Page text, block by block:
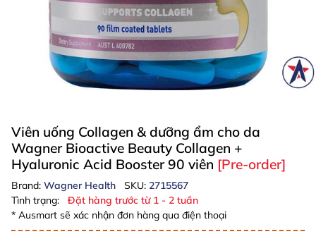
Viên uống Collagen & dưỡng ẩm cho da
Wagner Bioactive Beauty Collagen +
Hyaluronic Acid Booster 90 viên [Pre-order]
Brand: Wagner Health SKU: 2715567
Tình trạng:
Đặt hàng trước từ 1 - 2 tuần
* Ausmart sẽ xác nhận đơn hàng qua điện thoại